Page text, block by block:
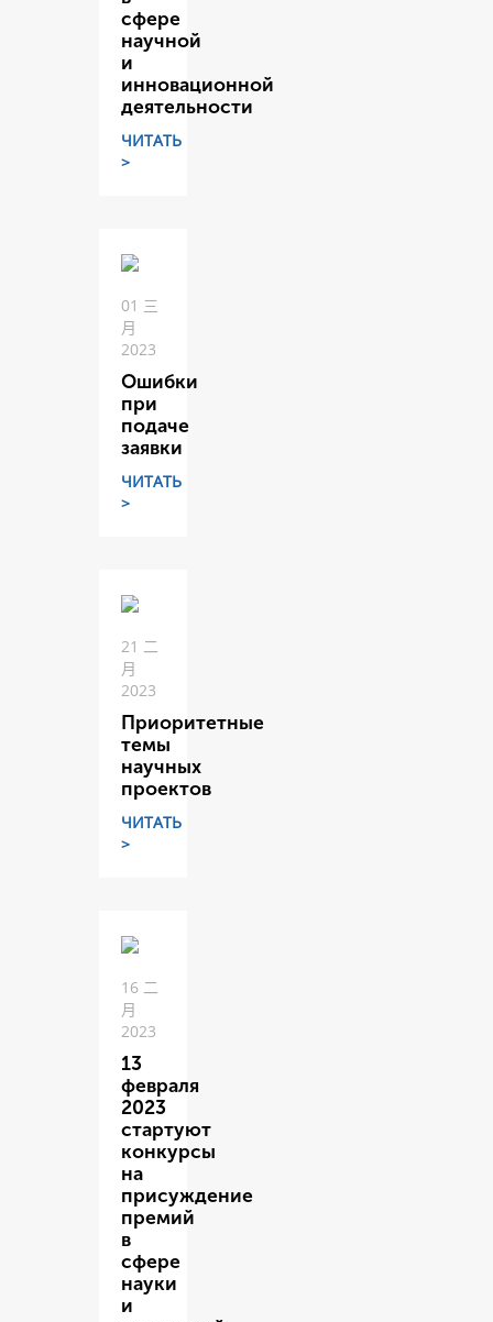
сфере
научной
и
инновационной
деятельности
ЧИТАТЬ
>
01 三
月
2023
Ошибки
при
подаче
заявки
ЧИТАТЬ
>
21 二
月
2023
Приоритетные
темы
научных
проектов
ЧИТАТЬ
>
16 二
月
2023
13
февраля
2023
стартуют
конкурсы
на
присуждение
премий
в
сфере
науки
и